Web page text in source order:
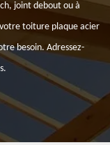
joint debout ou à
toiture plaque acier
besoin. Adressez-